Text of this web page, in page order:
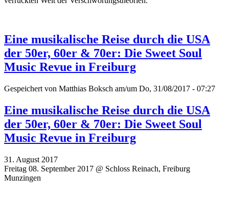
Eine musikalische Reise durch die USA
der 50er, 60er & 70er: Die Sweet Soul
Music Revue in Freiburg
Gespeichert von Matthias Boksch am/um Do, 31/08/2017 - 07:27
Eine musikalische Reise durch die USA
der 50er, 60er & 70er: Die Sweet Soul
Music Revue in Freiburg
31. August 2017
Freitag 08. September 2017 @ Schloss Reinach, Freiburg
Munzingen